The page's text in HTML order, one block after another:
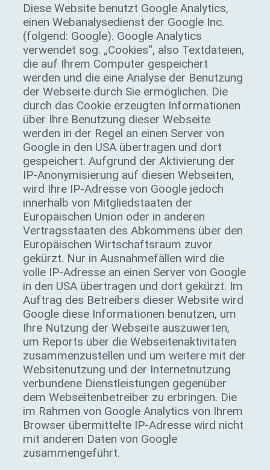
Diese Website benutzt Google Analytics,
einen Webanalysedienst der Google Inc.
(folgend: Google). Google Analytics
verwendet sog. „Cookies“, also Textdateien,
die auf Ihrem Computer gespeichert
werden und die eine Analyse der Benutzung
der Webseite durch Sie ermöglichen. Die
durch das Cookie erzeugten Informationen
über Ihre Benutzung dieser Webseite
werden in der Regel an einen Server von
Google in den USA übertragen und dort
gespeichert. Aufgrund der Aktivierung der
IP-Anonymisierung auf diesen Webseiten,
wird Ihre IP-Adresse von Google jedoch
innerhalb von Mitgliedstaaten der
Europäischen Union oder in anderen
Vertragsstaaten des Abkommens über den
Europäischen Wirtschaftsraum zuvor
gekürzt. Nur in Ausnahmefällen wird die
volle IP-Adresse an einen Server von Google
in den USA übertragen und dort gekürzt. Im
Auftrag des Betreibers dieser Website wird
Google diese Informationen benutzen, um
Ihre Nutzung der Webseite auszuwerten,
um Reports über die Webseitenaktivitäten
zusammenzustellen und um weitere mit der
Websitenutzung und der Internetnutzung
verbundene Dienstleistungen gegenüber
dem Webseitenbetreiber zu erbringen. Die
im Rahmen von Google Analytics von Ihrem
Browser übermittelte IP-Adresse wird nicht
mit anderen Daten von Google
zusammengeführt.